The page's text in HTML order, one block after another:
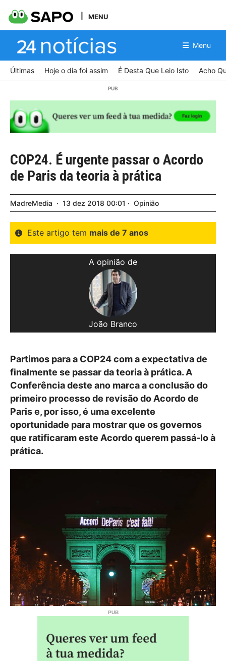
MENU
Menu
Últimas Hoje o dia foi assim É Desta Que Leio Isto Acho
COP24. É urgente passar o Acordo
de Paris da teoria à prática
MadreMedia 13 dez 2018 00:01 Opinião
Este artigo tem mais de 7 anos
A opinião de
João Branco
Partimos para a COP24 com a expectativa de
finalmente se passar da teoria à prática. A
Conferência deste ano marca a conclusão do
primeiro processo de revisão do Acordo de
Paris e, por isso, é uma excelente
oportunidade para mostrar que os governos
que ratificaram este Acordo querem passá-lo à
prática.